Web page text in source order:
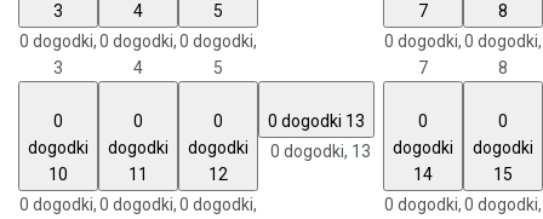
3
0 dogodki,
3
4
0 dogodki,
4
5
0 dogodki,
5
7
0 dogodki,
7
8
0 dogodki,
8
0
dogodki
10
0 dogodki,
0
dogodki
11
0 dogodki,
0
dogodki
12
0 dogodki,
0 dogodki 13
0 dogodki, 13
0
dogodki
14
0 dogodki,
0
dogodki
15
0 dogodki,